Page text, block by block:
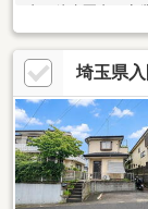
内、徒歩圏内に商
覧ください。
埼玉県